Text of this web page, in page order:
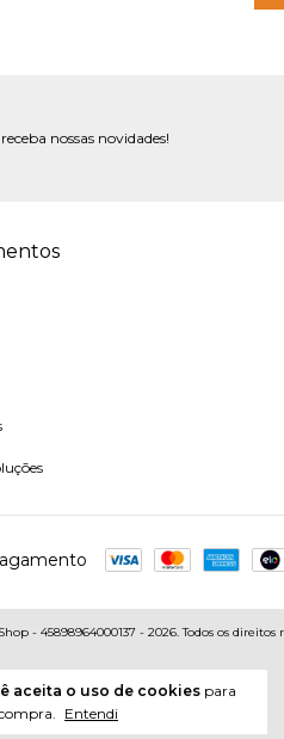
aceita o uso de cookies para
Entendi
nossas novidades!
- 45898964000137 - 2026. Todos os direitos